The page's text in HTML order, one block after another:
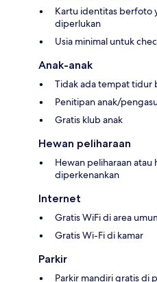
Kartu identitas berfoto
diperlukan
Usia minimal untuk
Anak-anak
Tidak ada tempat tidur
Penitipan anak/
Gratis klub anak
Hewan peliharaan
Hewan peliharaan
diperkenankan
Internet
Gratis WiFi di area
Gratis Wi-Fi di kamar
Parkir
Parkir mandiri gratis di